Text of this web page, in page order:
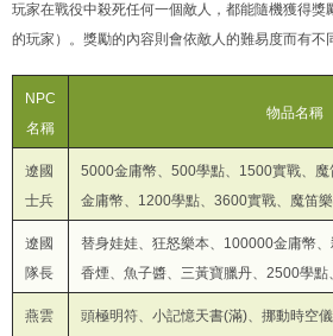
玩家在戰役中殺死任何一個敵人，都能隨機獲得獎
的玩家）。獎勵的內容則會依敵人的難易度而有不
NPC
名稱
物品名稱
遼國
士兵
5000金庸幣、500學點、1500實戰、
金庸幣、1200學點、3600實戰、魔笛
遼國
隊長
替身娃娃、狂怒樂本、100000金庸幣
香煙、魚子醬、三黃寶臘丹、2500學
燕雲
頭極明符、小記憶天書(滿)、挪動時空